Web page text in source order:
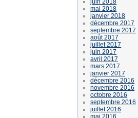
mai 2018
janvier 2018
décembre 2017
septembre 2017
août 2017
juillet 2017
juin 2017
avril 2017
mars 2017
janvier 2017
décembre 2016
novembre 2016
octobre 2016
septembre 2016
juillet 2016
mai 2016